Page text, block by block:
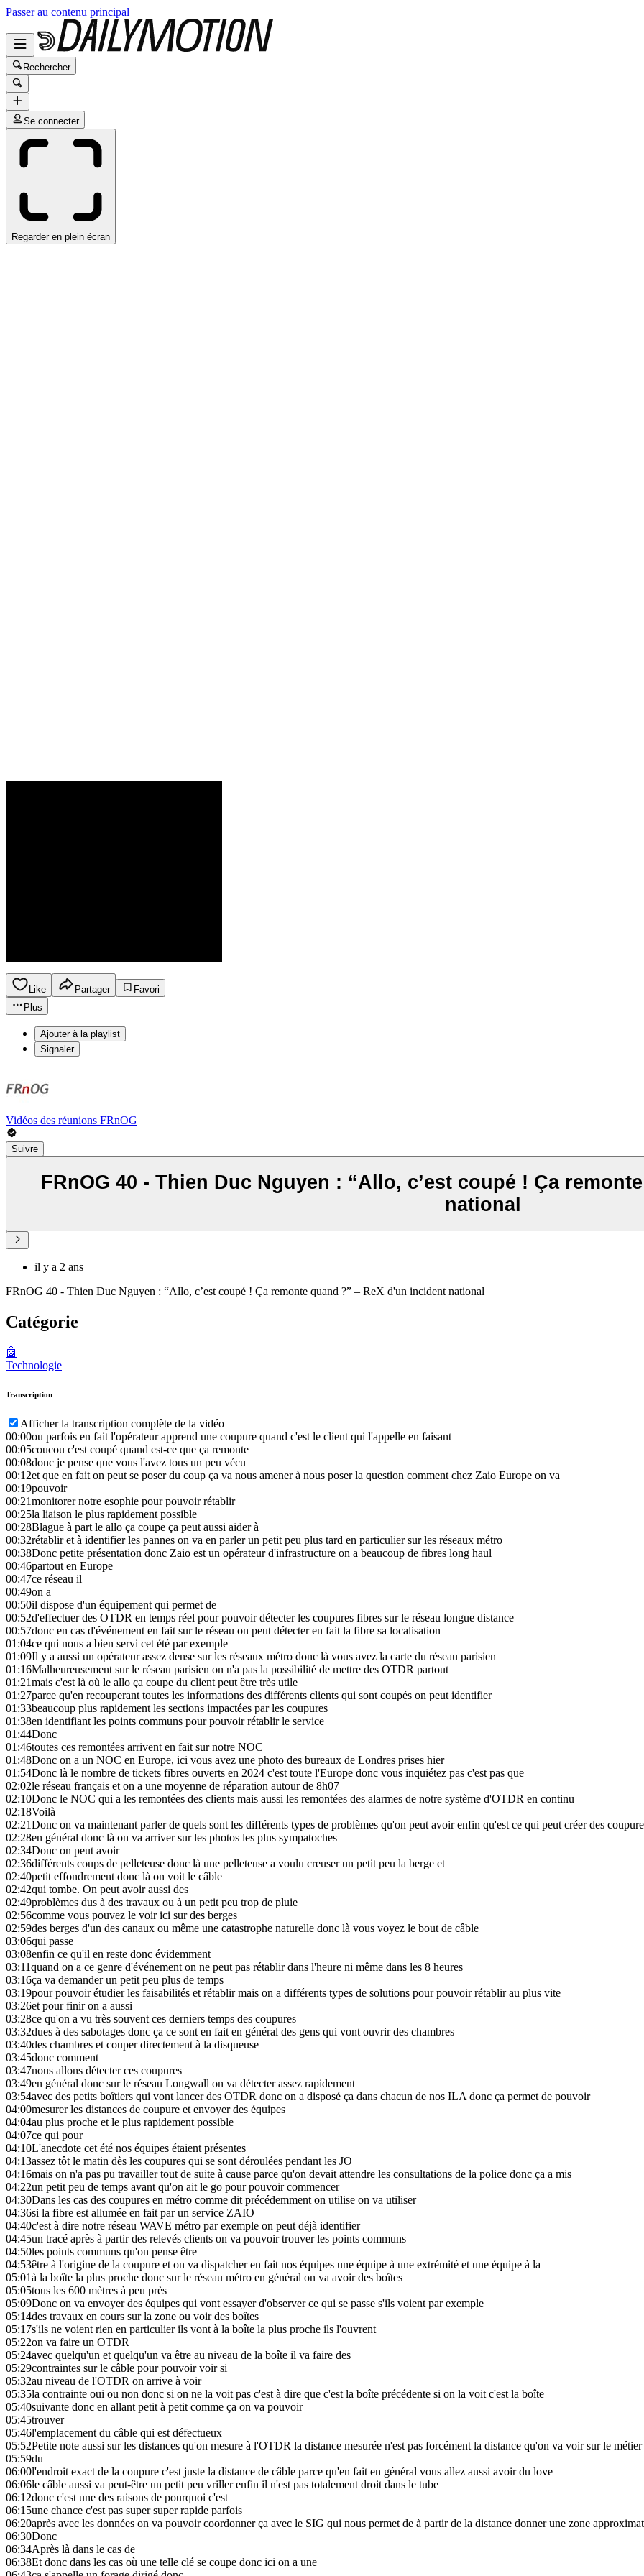
Passer au contenu principal
Rechercher
Se connecter
Regarder en plein écran
Like Partager
Favori
Plus
Ajouter à la playlist
Signaler
Vidéos des réunions FRnOG
Suivre
FRnOG 40 - Thien Duc Nguyen : “Allo, c’est coupé ! Ça
national
il y a 2 ans
FRnOG 40 - Thien Duc Nguyen : “Allo, c’est coupé ! Ça remonte quand ?” – ReX d'un incident national
Catégorie
🤖
Technologie
Transcription
Afficher la transcription complète de la vidéo
00:00ou parfois en fait l'opérateur apprend une coupure quand c'est le client qui l'appelle en faisant
00:05coucou c'est coupé quand est-ce que ça remonte
00:08donc je pense que vous l'avez tous un peu vécu
00:12et que en fait on peut se poser du coup ça va nous amener à nous poser la question comment chez Zaio Europe on va
00:19pouvoir
00:21monitorer notre esophie pour pouvoir rétablir
00:25la liaison le plus rapidement possible
00:28Blague à part le allo ça coupe ça peut aussi aider à
00:32rétablir et à identifier les pannes on va en parler un petit peu plus tard en particulier sur les réseaux métro
00:38Donc petite présentation donc Zaio est un opérateur d'infrastructure on a beaucoup de fibres long haul
00:46partout en Europe
00:47ce réseau il
00:49on a
00:50il dispose d'un équipement qui permet de
00:52d'effectuer des OTDR en temps réel pour pouvoir détecter les coupures fibres sur le réseau longue distance
00:57donc en cas d'événement en fait sur le réseau on peut détecter en fait la fibre sa localisation
01:04ce qui nous a bien servi cet été par exemple
01:09Il y a aussi un opérateur assez dense sur les réseaux métro donc là vous avez la carte du réseau parisien
01:16Malheureusement sur le réseau parisien on n'a pas la possibilité de mettre des OTDR partout
01:21mais c'est là où le allo ça coupe du client peut être très utile
01:27parce qu'en recouperant toutes les informations des différents clients qui sont coupés on peut identifier
01:33beaucoup plus rapidement les sections impactées par les coupures
01:38en identifiant les points communs pour pouvoir rétablir le service
01:44Donc
01:46toutes ces remontées arrivent en fait sur notre NOC
01:48Donc on a un NOC en Europe, ici vous avez une photo des bureaux de Londres prises hier
01:54Donc là le nombre de tickets fibres ouverts en 2024 c'est toute l'Europe donc vous inquiétez pas c'est pas que
02:02le réseau français et on a une moyenne de réparation autour de 8h07
02:10Donc le NOC qui a les remontées des clients mais aussi les remontées des alarmes de notre système d'OTDR en continu
02:18Voilà
02:21Donc on va maintenant parler de quels sont les différents types de problèmes qu'on peut avoir enfin qu'est ce qui peut créer des
02:28en général donc là on va arriver sur les photos les plus sympatoches
02:34Donc on peut avoir
02:36différents coups de pelleteuse donc là une pelleteuse a voulu creuser un petit peu la berge et
02:40petit effondrement donc là on voit le câble
02:42qui tombe. On peut avoir aussi des
02:49problèmes dus à des travaux ou à un petit peu trop de pluie
02:56comme vous pouvez le voir ici sur des berges
02:59des berges d'un des canaux ou même une catastrophe naturelle donc là vous voyez le bout de câble
03:06qui passe
03:08enfin ce qu'il en reste donc évidemment
03:11quand on a ce genre d'événement on ne peut pas rétablir dans l'heure ni même dans les 8 heures
03:16ça va demander un petit peu plus de temps
03:19pour pouvoir étudier les faisabilités et rétablir mais on a différents types de solutions pour pouvoir rétablir au plus vite
03:26et pour finir on a aussi
03:28ce qu'on a vu très souvent ces derniers temps des coupures
03:32dues à des sabotages donc ça ce sont en fait en général des gens qui vont ouvrir des chambres
03:40des chambres et couper directement à la disqueuse
03:45donc comment
03:47nous allons détecter ces coupures
03:49en général donc sur le réseau Longwall on va détecter assez rapidement
03:54avec des petits boîtiers qui vont lancer des OTDR donc on a disposé ça dans chacun de nos ILA donc ça permet de pouvoir
04:00mesurer les distances de coupure et envoyer des équipes
04:04au plus proche et le plus rapidement possible
04:07ce qui pour
04:10L'anecdote cet été nos équipes étaient présentes
04:13assez tôt le matin dès les coupures qui se sont déroulées pendant les JO
04:16mais on n'a pas pu travailler tout de suite à cause parce qu'on devait attendre les consultations de la police donc ça a mis
04:22un petit peu de temps avant qu'on ait le go pour pouvoir commencer
04:30Dans les cas des coupures en métro comme dit précédemment on utilise on va utiliser
04:36si la fibre est allumée en fait par un service ZAIO
04:40c'est à dire notre réseau WAVE métro par exemple on peut déjà identifier
04:45un tracé après à partir des relevés clients on va pouvoir trouver les points communs
04:50les points communs qu'on pense être
04:53être à l'origine de la coupure et on va dispatcher en fait nos équipes une équipe à une extrémité et une équipe à la
05:01à la boîte la plus proche donc sur le réseau métro en général on va avoir des boîtes
05:05tous les 600 mètres à peu près
05:09Donc on va envoyer des équipes qui vont essayer d'observer ce qui se passe s'ils voient par exemple
05:14des travaux en cours sur la zone ou voir des boîtes
05:17s'ils ne voient rien en particulier ils vont à la boîte la plus proche ils l'ouvrent
05:22on va faire un OTDR
05:24avec quelqu'un et quelqu'un va être au niveau de la boîte il va faire des
05:29contraintes sur le câble pour pouvoir voir si
05:32au niveau de l'OTDR on arrive à voir
05:35la contrainte oui ou non donc si on ne la voit pas c'est à dire que c'est la boîte précédente si on la voit c'est la boîte
05:40suivante donc en allant petit à petit comme ça on va pouvoir
05:45trouver
05:46l'emplacement du câble qui est défectueux
05:52Petite note aussi sur les distances qu'on mesure à l'OTDR la distance mesurée n'est pas forcément la distance qu'on va voir sur le métier
05:59du
06:00l'endroit exact de la coupure c'est juste la distance de câble parce qu'en fait en général vous allez aussi avoir du love
06:06le câble aussi va peut-être un petit peu vriller enfin il n'est pas totalement droit dans le tube
06:12donc c'est une des raisons de pourquoi c'est
06:15une chance c'est pas super super rapide parfois
06:20après avec les données on va pouvoir coordonner ça avec le SIG qui nous permet de à partir de la distance donner une zone
06:30Donc
06:34Après là dans le cas de
06:38Et donc dans les cas où une telle clé se coupe donc ici on a une